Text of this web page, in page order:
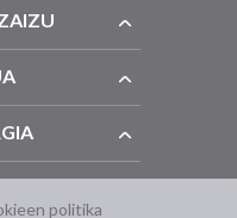
politika